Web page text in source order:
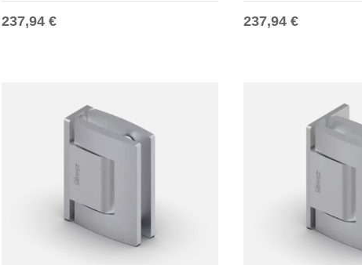
Normaler Preis
237,94 € Normaler Preis
237,94 €